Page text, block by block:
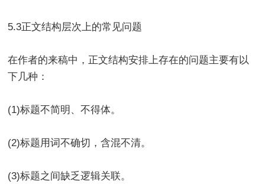
5.3正文结构层次上的常见问题
在作者的来稿中，正文结构安排上存在的问题主要有以
下几种：
(1)标题不简明、不得体。
(2)标题用词不确切，含混不清。
(3)标题之间缺乏逻辑关联。